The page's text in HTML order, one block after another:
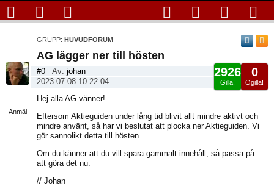
GRUPP: HUVUDFORUM
Anmäl
AG lägger ner till hösten
0
Ogilla!
2926
Gilla!
#0 Av: johan
2023-07-08 10:22:04
Hej alla AG-vänner!
Eftersom Aktieguiden under lång tid blivit allt mindre aktivt och
mindre använt, så har vi beslutat att plocka ner Aktieguiden. Vi
gör sannolikt detta till hösten.
Om du känner att du vill spara gammalt innehåll, så passa på
att göra det nu.
// Johan